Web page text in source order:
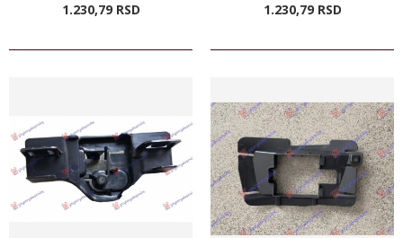
1.230,79 RSD 1.230,79 RSD